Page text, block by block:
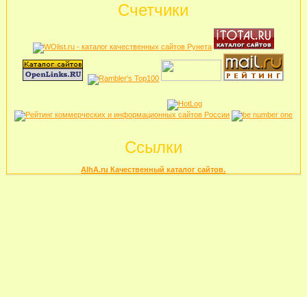
Счетчики
Ссылки
AlhA.ru Качественный каталог сайтов.